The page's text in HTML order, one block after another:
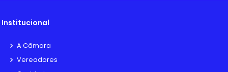
Institucional
A Câmara
Vereadores